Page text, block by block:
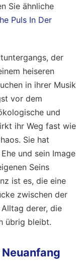
Sie ähnliche
Puls In Der
der
heiseren
in ihrer Musik
vor dem
und
ihr Weg fast wie
Sie hat
und sein Image
Seins
ist es, die eine
zwischen der
derer, die
übrig bleibt.